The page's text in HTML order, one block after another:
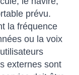
prévu.
la fréquence
ou la voix
externes sont